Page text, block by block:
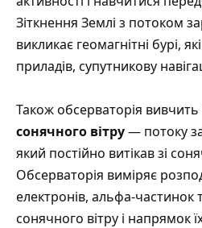
Зіткнення Землі з потоком
викликає геомагнітні бурі,
приладів, супутникову
Також обсерваторія вивчить
сонячного вітру— потоку
який постійно витікав зі
Обсерваторія виміряє
електронів, альфа-частинок
сонячного вітру і напрямок